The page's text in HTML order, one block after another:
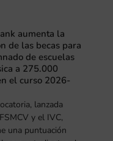
aumenta la
de las becas para
de escuelas
a 275.000
el curso 2026-
lanzada
y el IVC,
una puntuación